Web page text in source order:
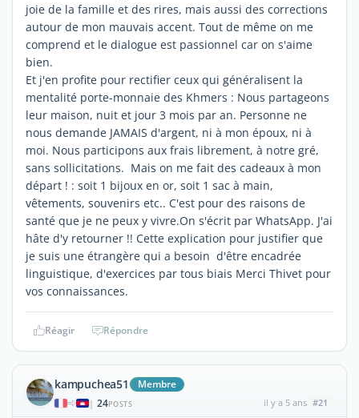
joie de la famille et des rires, mais aussi des corrections
autour de mon mauvais accent. Tout de même on me
comprend et le dialogue est passionnel car on s'aime
bien.
Et j'en profite pour rectifier ceux qui généralisent la
mentalité porte-monnaie des Khmers : Nous partageons
leur maison, nuit et jour 3 mois par an. Personne ne
nous demande JAMAIS d'argent, ni à mon époux, ni à
moi. Nous participons aux frais librement, à notre gré,
sans sollicitations. Mais on me fait des cadeaux à mon
départ ! : soit 1 bijoux en or, soit 1 sac à main,
vêtements, souvenirs etc.. C'est pour des raisons de
santé que je ne peux y vivre.On s'écrit par WhatsApp. J'ai
hâte d'y retourner !! Cette explication pour justifier que
je suis une étrangère qui a besoin d'être encadrée
linguistique, d'exercices par tous biais Merci Thivet pour
vos connaissances.
Réagir Répondre
kampuchea51 Membre
| 24POSTS il y a 5 ans #21